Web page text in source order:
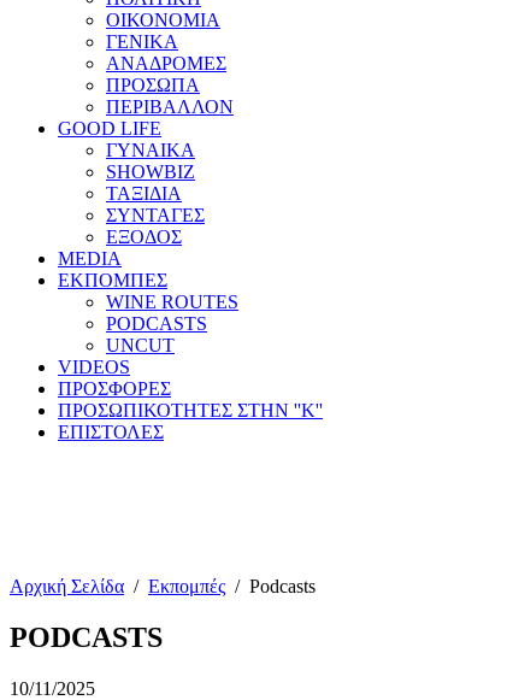
ΟΙΚΟΝΟΜΙΑ
ΓΕΝΙΚΑ
ΑΝΑΔΡΟΜΕΣ
ΠΡΟΣΩΠΑ
ΠΕΡΙΒΑΛΛΟΝ
GOOD LIFE
ΓΥΝΑΙΚΑ
SHOWBIZ
ΤΑΞΙΔΙΑ
ΣΥΝΤΑΓΕΣ
ΕΞΟΔΟΣ
MEDIA
ΕΚΠΟΜΠΕΣ
WINE ROUTES
PODCASTS
UNCUT
VIDEOS
ΠΡΟΣΦΟΡΕΣ
ΠΡΟΣΩΠΙΚΟΤΗΤΕΣ ΣΤΗΝ ''Κ''
ΕΠΙΣΤΟΛΕΣ
Αρχική Σελίδα / Εκπομπές / Podcasts
PODCASTS
10/11/2025